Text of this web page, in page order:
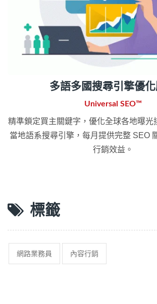
多語多國搜尋引擎優
Universal SEO™
精準鎖定買主關鍵字，優化全球各地曝光
當地語系搜尋引擎，每月提供完整 SEO
行銷效益。
標籤
網路業務員 內容行銷